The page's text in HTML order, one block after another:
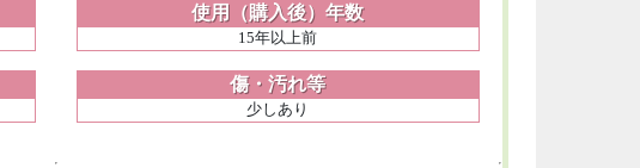
使用（購入後）年数
15年以上前
傷・汚れ等
少しあり